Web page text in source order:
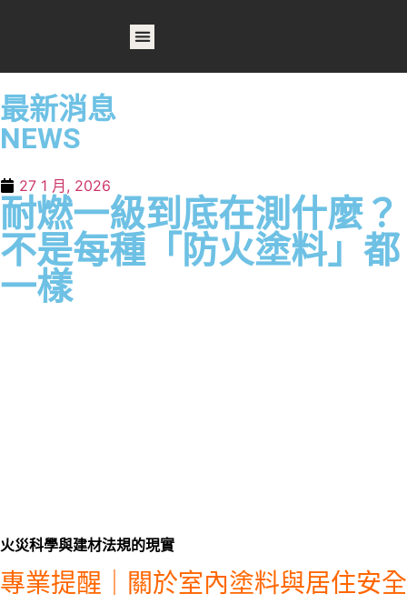
最新消息
NEWS
27 1 月, 2026
耐燃一級到底在測什麼？
不是每種「防火塗料」都
一樣
火災科學與建材法規的現實
專業提醒｜關於室內塗料與居住安全